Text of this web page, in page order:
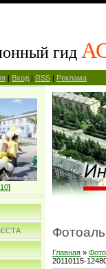
гид
| Вход | RSS | Реклама
]
Главная »
20110115-